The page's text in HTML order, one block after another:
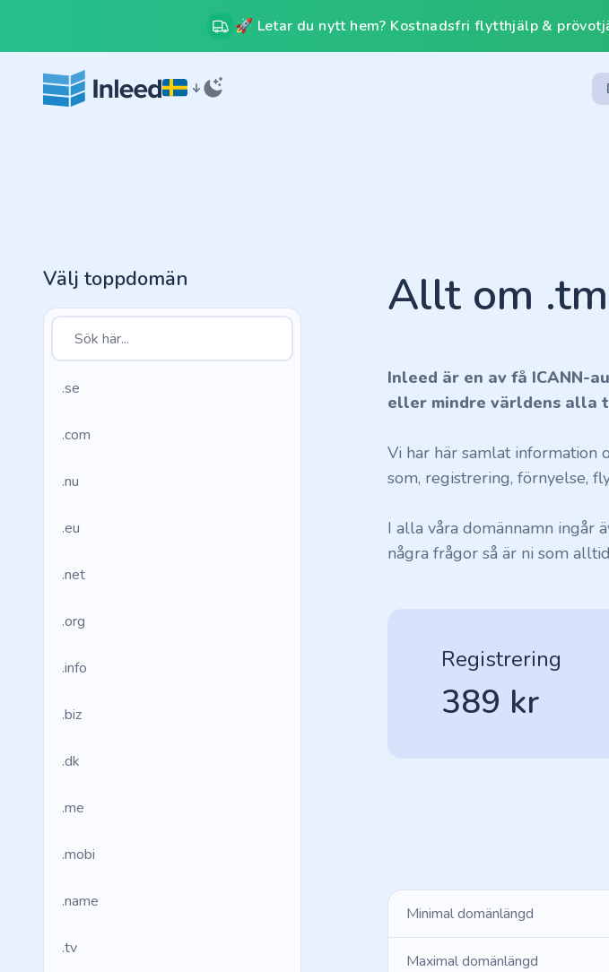
🚀 Letar du nytt hem? Kostnadsfri flytthjälp &
Välj toppdomän
.se
.com
.nu
.eu
.net
.org
.info
.biz
.dk
.me
.mobi
.name
.tv
Allt om
Inleed är en av få ICANN-
eller mindre världens alla
Vi har här samlat information
som, registrering, förnyelse,
I alla våra domännamn ingår
några frågor så är ni som
Registrering
389 kr
Minimal domänlängd
Maximal domänlängd